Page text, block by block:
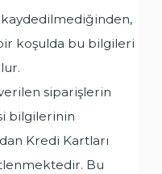
koşulda bu bilgileri
siparişlerin
bilgilerinin
Kredi Kartları
Bu